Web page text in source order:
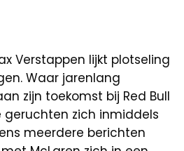
Verstappen lijkt plotseling
Waar jarenlang
zijn toekomst bij Red Bull
geruchten zich inmiddels
meerdere berichten